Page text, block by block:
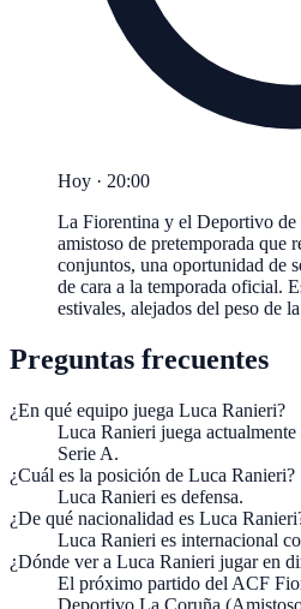
Hoy · 20:00
La Fiorentina y el Deportivo de
amistoso de pretemporada que
conjuntos, una oportunidad de
de cara a la temporada oficial.
estivales, alejados del peso de
Preguntas frecuentes
¿En qué equipo juega Luca Ranieri?
Luca Ranieri juega
Serie A.
¿Cuál es la posición de Luca Ranieri?
Luca Ranieri es defensa.
¿De qué nacionalidad es Luca
Luca Ranieri es internacional
¿Dónde ver a Luca Ranieri jugar en
El próximo partido del ACF